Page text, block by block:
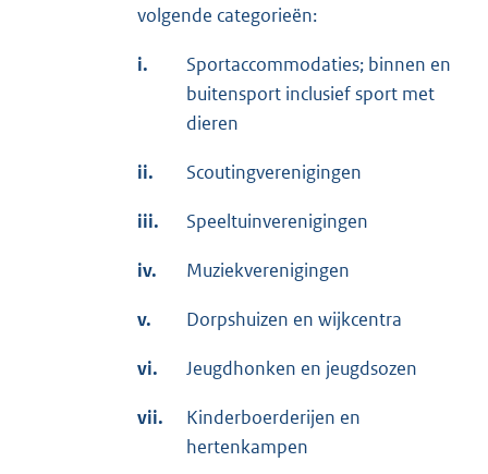
volgende categorieën:
i.
Sportaccommodaties; binnen en
buitensport inclusief sport met
dieren
ii. Scoutingverenigingen
iii. Speeltuinverenigingen
iv. Muziekverenigingen
v. Dorpshuizen en wijkcentra
vi. Jeugdhonken en jeugdsozen
vii.
Kinderboerderijen en
hertenkampen